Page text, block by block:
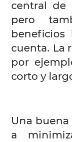
central de
pero
beneficios
cuenta. La
por
corto y
Una
a